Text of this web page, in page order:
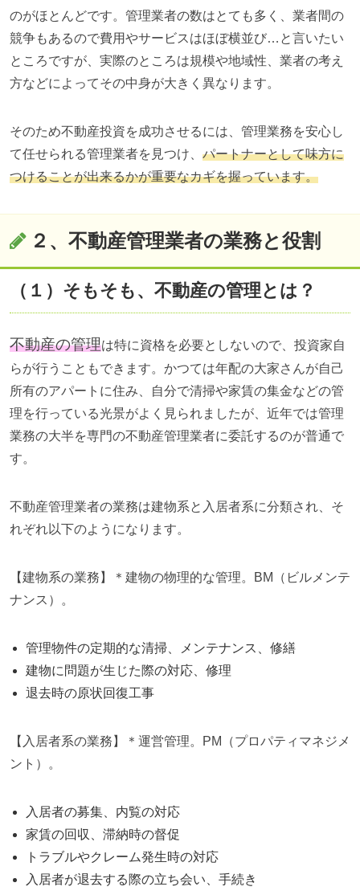
のがほとんどです。管理業者の数はとても多く、業者間の
競争もあるので費用やサービスはほぼ横並び…と言いたい
ところですが、実際のところは規模や地域性、業者の考え
方などによってその中身が大きく異なります。
そのため不動産投資を成功させるには、管理業務を安心し
て任せられる管理業者を見つけ、 パートナーとして味方に
つけることが出来るかが重要なカギを握っています。
２、不動産管理業者の業務と役割
（１）そもそも、不動産の管理とは？
不動産の管理は特に資格を必要としないので、投資家自
らが行うこともできます。かつては年配の大家さんが自己
所有のアパートに住み、自分で清掃や家賃の集金などの管
理を行っている光景がよく見られましたが、近年では管理
業務の大半を専門の不動産管理業者に委託するのが普通で
す。
不動産管理業者の業務は建物系と入居者系に分類され、そ
れぞれ以下のようになります。
【建物系の業務】＊建物の物理的な管理。BM（ビルメンテ
ナンス）。
管理物件の定期的な清掃、メンテナンス、修繕
建物に問題が生じた際の対応、修理
退去時の原状回復工事
【入居者系の業務】＊運営管理。PM（プロパティマネジメ
ント）。
入居者の募集、内覧の対応
家賃の回収、滞納時の督促
トラブルやクレーム発生時の対応
入居者が退去する際の立ち会い、手続き